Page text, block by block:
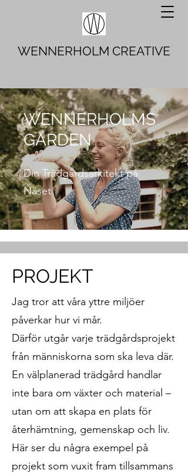
WENNERHOLM CREATIVE
WENNERHOLMS
GARDEN
Din Trädgårdsarkitekt på
Näset
PROJEKT
Jag tror att våra yttre miljöer
påverkar hur vi mår.
Därför utgår varje trädgårdsprojekt
från människorna som ska leva där.
En välplanerad trädgård handlar
inte bara om växter och material –
utan om att skapa en plats för
återhämtning, gemenskap och liv.
Här ser du några exempel på
projekt som vuxit fram tillsammans